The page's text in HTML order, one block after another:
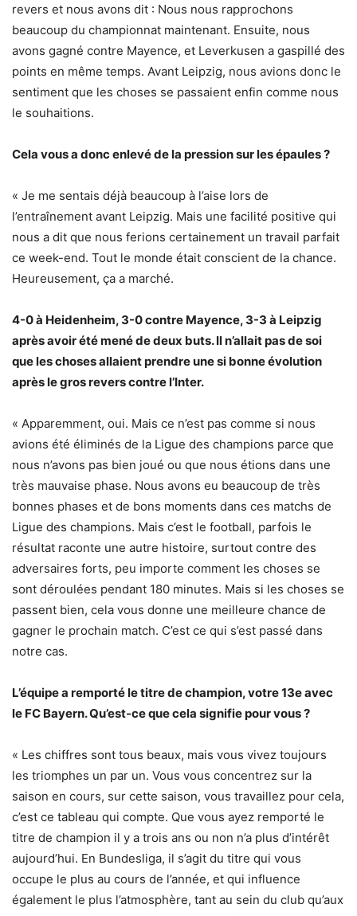
revers et nous avons dit : Nous nous rapprochons
beaucoup du championnat maintenant. Ensuite, nous
avons gagné contre Mayence, et Leverkusen a gaspillé des
points en même temps. Avant Leipzig, nous avions donc le
sentiment que les choses se passaient enfin comme nous
le souhaitions.
Cela vous a donc enlevé de la pression sur les épaules ?
« Je me sentais déjà beaucoup à l’aise lors de
l’entraînement avant Leipzig. Mais une facilité positive qui
nous a dit que nous ferions certainement un travail parfait
ce week-end. Tout le monde était conscient de la chance.
Heureusement, ça a marché.
4-0 à Heidenheim, 3-0 contre Mayence, 3-3 à Leipzig
après avoir été mené de deux buts. Il n’allait pas de soi
que les choses allaient prendre une si bonne évolution
après le gros revers contre l’Inter.
« Apparemment, oui. Mais ce n’est pas comme si nous
avions été éliminés de la Ligue des champions parce que
nous n’avons pas bien joué ou que nous étions dans une
très mauvaise phase. Nous avons eu beaucoup de très
bonnes phases et de bons moments dans ces matchs de
Ligue des champions. Mais c’est le football, parfois le
résultat raconte une autre histoire, surtout contre des
adversaires forts, peu importe comment les choses se
sont déroulées pendant 180 minutes. Mais si les choses se
passent bien, cela vous donne une meilleure chance de
gagner le prochain match. C’est ce qui s’est passé dans
notre cas.
L’équipe a remporté le titre de champion, votre 13e avec
le FC Bayern. Qu’est-ce que cela signifie pour vous ?
« Les chiffres sont tous beaux, mais vous vivez toujours
les triomphes un par un. Vous vous concentrez sur la
saison en cours, sur cette saison, vous travaillez pour cela,
c’est ce tableau qui compte. Que vous ayez remporté le
titre de champion il y a trois ans ou non n’a plus d’intérêt
aujourd’hui. En Bundesliga, il s’agit du titre qui vous
occupe le plus au cours de l’année, et qui influence
également le plus l’atmosphère, tant au sein du club qu’aux